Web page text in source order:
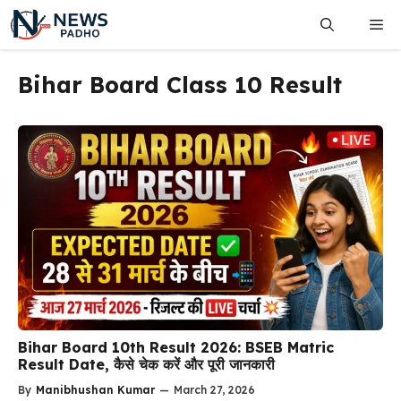
Skip
to
content
Bihar Board Class 10 Result
Bihar Board 10th Result 2026: BSEB Matric
Result Date, कैसे चेक करें और पूरी जानकारी
By Manibhushan Kumar — March 27, 2026